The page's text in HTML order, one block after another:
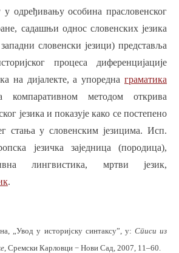
одређивању особина прасловенског
садашњи однос словенских језика
словенски језици) представља
процеса диференцијације
на дијалекте, а упоредна граматика
компаративном методом открива
језика и показује како се постепено
стања у словенским језицима. Исп.
језичка заједница (породица),
лингвистика, мртви језик,
.
„Увод у историјску синтаксу”, у: Списи из
, Сремски Карловци − Нови Сад, 2007, 11–60.